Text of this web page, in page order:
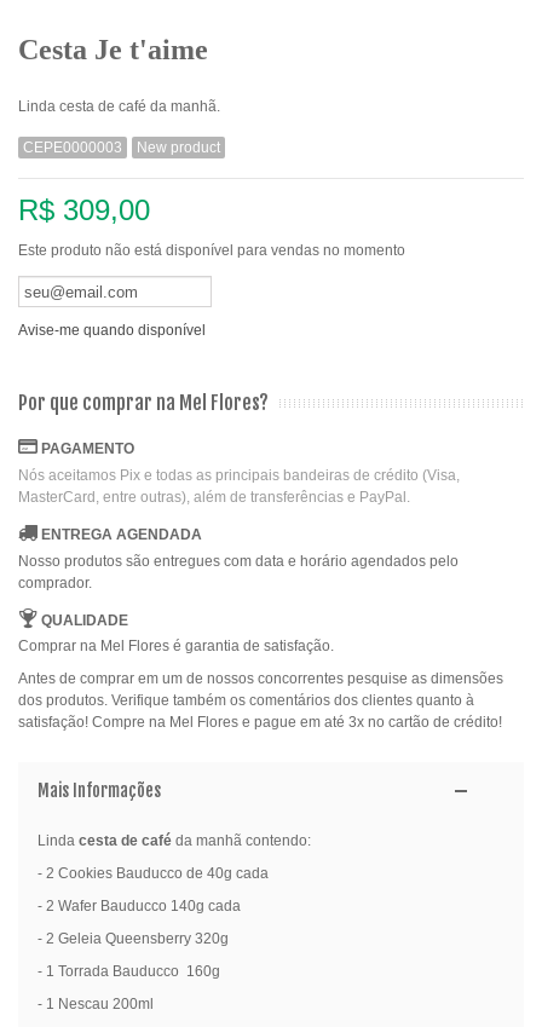
Cesta Je t'aime
Linda cesta de café da manhã.
CEPE0000003 New product
R$ 309,00
Este produto não está disponível para vendas no momento
Avise-me quando disponível
Por que comprar na Mel Flores?
PAGAMENTO
Nós aceitamos Pix e todas as principais bandeiras de crédito (Visa,
MasterCard, entre outras), além de transferências e PayPal.
ENTREGA AGENDADA
Nosso produtos são entregues com data e horário agendados pelo
comprador.
QUALIDADE
Comprar na Mel Flores é garantia de satisfação.
Antes de comprar em um de nossos concorrentes pesquise as dimensões
dos produtos. Verifique também os comentários dos clientes quanto à
satisfação! Compre na Mel Flores e pague em até 3x no cartão de crédito!
Mais Informações
Linda cesta de caféda manhã contendo:
- 2 Cookies Bauducco de 40g cada
- 2 Wafer Bauducco 140g cada
- 2 Geleia Queensberry 320g
- 1 Torrada Bauducco 160g
- 1 Nescau 200ml